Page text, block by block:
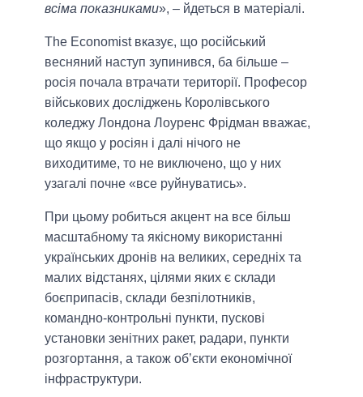
всіма показниками», – йдеться в матеріалі.
The Economist вказує, що російський
весняний наступ зупинився, ба більше –
росія почала втрачати території. Професор
військових досліджень Королівського
коледжу Лондона Лоуренс Фрідман вважає,
що якщо у росіян і далі нічого не
виходитиме, то не виключено, що у них
узагалі почне «все руйнуватись».
При цьому робиться акцент на все більш
масштабному та якісному використанні
українських дронів на великих, середніх та
малих відстанях, цілями яких є склади
боєприпасів, склади безпілотників,
командно-контрольні пункти, пускові
установки зенітних ракет, радари, пункти
розгортання, а також об’єкти економічної
інфраструктури.